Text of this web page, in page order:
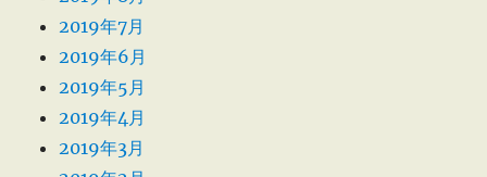
2019年7月
2019年6月
2019年5月
2019年4月
2019年3月